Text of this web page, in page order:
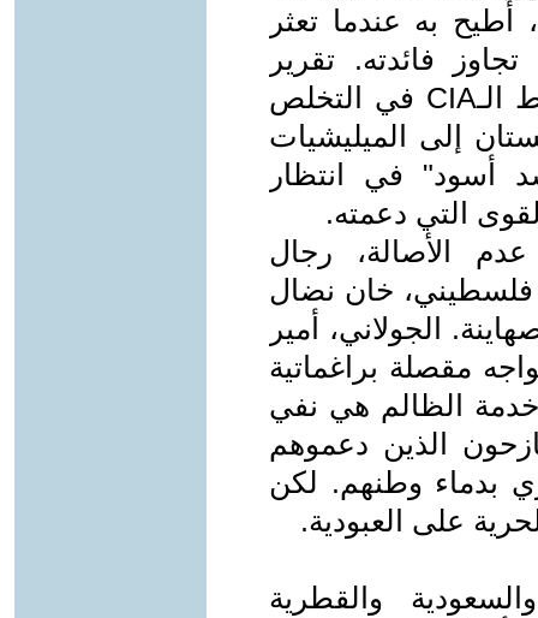
أُطيح به عندما تعثر
فائدته. تقرير
فورين بوليسي (2018) يشير إلى نمط الـCIA في التخلص
إلى الميليشيات
أسود" في انتظار
التي دعمته.
الأصالة، رجال
فلسطيني، خان نضال
الجولاني، أمير
مقصلة براغماتية
الظالم هي نفي
الذين دعموهم
بدماء وطنهم. لكن
على العبودية.
والقطرية